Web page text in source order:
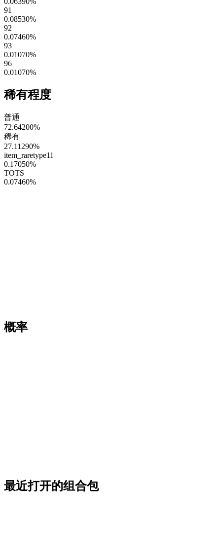
91
0.08530%
92
0.07460%
93
0.01070%
96
0.01070%
稀有程度
普通
72.64200%
稀有
27.11290%
item_raretype11
0.17050%
TOTS
0.07460%
概率
最近打开的组合包